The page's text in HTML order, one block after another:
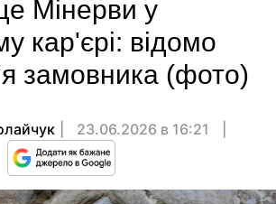
Мінерви у
кар'єрі: відомо
замовника (фото)
23.06.2026 в 16:21